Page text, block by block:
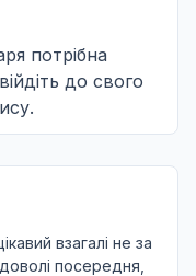
Король Дияволів
потрібна
до свого
взагалі не за
посередня,